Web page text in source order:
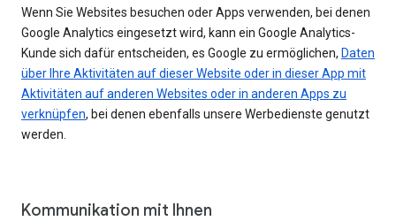
Wenn Sie Websites besuchen oder Apps verwenden, bei denen
Google Analytics eingesetzt wird, kann ein Google Analytics-
Kunde sich dafür entscheiden, es Google zu ermöglichen, Daten
über Ihre Aktivitäten auf dieser Website oder in dieser App mit
Aktivitäten auf anderen Websites oder in anderen Apps zu
verknüpfen, bei denen ebenfalls unsere Werbedienste genutzt
werden.
Kommunikation mit Ihnen